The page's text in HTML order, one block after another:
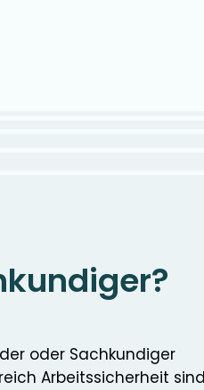
oder Sachkundiger
Arbeitssicherheit